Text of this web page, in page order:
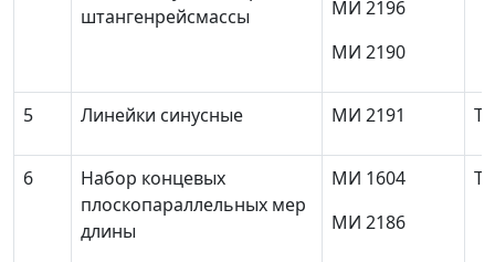
штангенрейсмассы
МИ 2196
МИ 2190
5 Линейки синусные МИ 2191
6
Набор концевых
плоскопараллельных мер
длины
МИ 1604
МИ 2186